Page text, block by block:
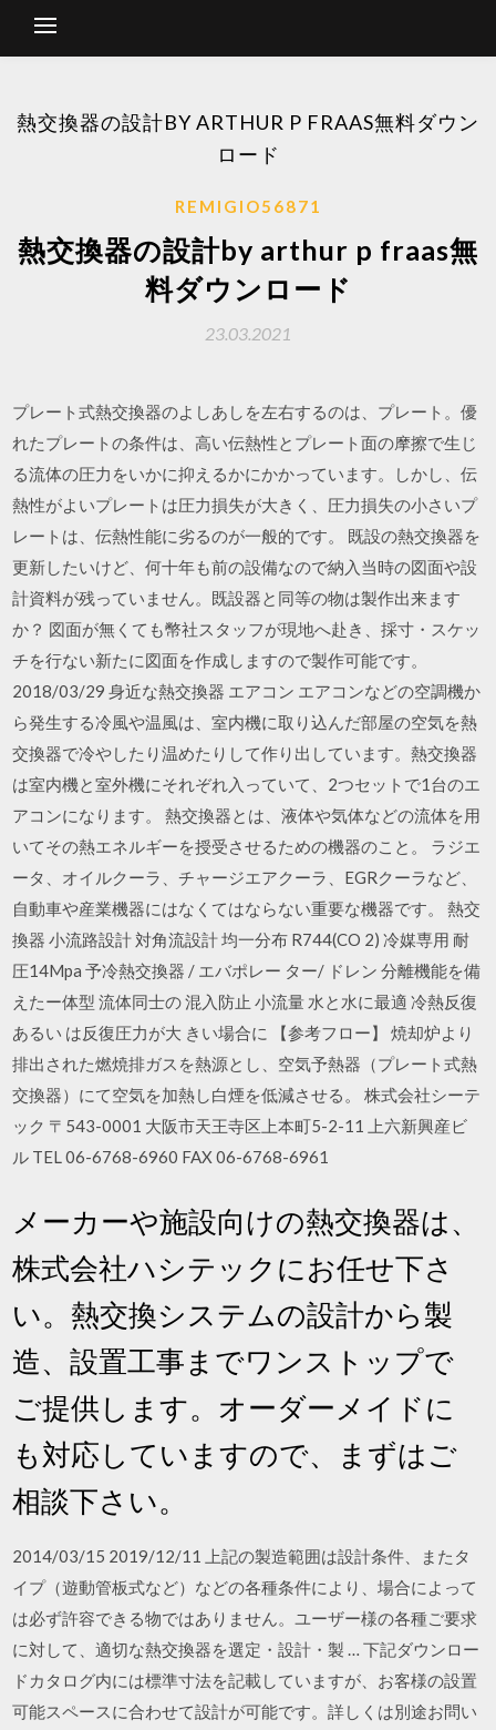
熱交換器の設計BY ARTHUR P FRAAS無料ダウン
ロード
REMIGIO56871
熱交換器の設計by arthur p fraas無
料ダウンロード
23.03.2021
プレート式熱交換器のよしあしを左右するのは、プレート。優
れたプレートの条件は、高い伝熱性とプレート面の摩擦で生じ
る流体の圧力をいかに抑えるかにかかっています。しかし、伝
熱性がよいプレートは圧力損失が大きく、圧力損失の小さいプ
レートは、伝熱性能に劣るのが一般的です。 既設の熱交換器を
更新したいけど、何十年も前の設備なので納入当時の図面や設
計資料が残っていません。既設器と同等の物は製作出来ます
か？ 図面が無くても幣社スタッフが現地へ赴き、採寸・スケッ
チを行ない新たに図面を作成しますので製作可能です。
2018/03/29 身近な熱交換器 エアコン エアコンなどの空調機か
ら発生する冷風や温風は、室内機に取り込んだ部屋の空気を熱
交換器で冷やしたり温めたりして作り出しています。熱交換器
は室内機と室外機にそれぞれ入っていて、2つセットで1台のエ
アコンになります。 熱交換器とは、液体や気体などの流体を用
いてその熱エネルギーを授受させるための機器のこと。 ラジエ
ータ、オイルクーラ、チャージエアクーラ、EGRクーラなど、
自動車や産業機器にはなくてはならない重要な機器です。 熱交
換器 小流路設計 対角流設計 均一分布 R744(CO 2) 冷媒専用 耐
圧14Mpa 予冷熱交換器 / エバポレー ター/ ドレン 分離機能を備
えたー体型 流体同士の 混入防止 小流量 水と水に最適 冷熱反復
あるい は反復圧力が大 きい場合に 【参考フロー】 焼却炉より
排出された燃焼排ガスを熱源とし、空気予熱器（プレート式熱
交換器）にて空気を加熱し白煙を低減させる。 株式会社シーテ
ック 〒543-0001 大阪市天王寺区上本町5-2-11 上六新興産ビ
ル TEL 06-6768-6960 FAX 06-6768-6961
メーカーや施設向けの熱交換器は、
株式会社ハシテックにお任せ下さ
い。熱交換システムの設計から製
造、設置工事までワンストップで
ご提供します。オーダーメイドに
も対応していますので、まずはご
相談下さい。
2014/03/15 2019/12/11 上記の製造範囲は設計条件、またタ
イプ（遊動管板式など）などの各種条件により、場合によって
は必ず許容できる物ではありません。ユーザー様の各種ご要求
に対して、適切な熱交換器を選定・設計・製 … 下記ダウンロー
ドカタログ内には標準寸法を記載していますが、お客様の設置
可能スペースに合わせて設計が可能です。詳しくは別途お問い